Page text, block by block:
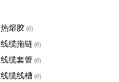
热熔胶 (0)
线缆拖链 (0)
线缆套管 (0)
线缆线槽 (0)